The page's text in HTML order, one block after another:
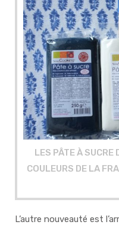
LES PÂTE À SUCRE
COULEURS DE LA
L’autre nouveauté est